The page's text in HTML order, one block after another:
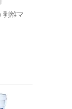
剥離マ